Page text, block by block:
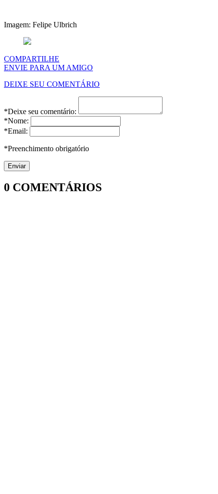
Imagem: Felipe Ulbrich
COMPARTILHE
ENVIE PARA UM AMIGO
DEIXE SEU COMENTÁRIO
*Deixe seu comentário:
*Nome:
*Email:
*Preenchimento obrigatório
0 COMENTÁRIOS